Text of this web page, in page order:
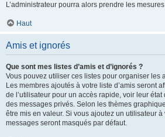
L’administrateur pourra alors prendre les
Haut
Amis et ignorés
Que sont mes listes d’amis et d’ignorés ?
Vous pouvez utiliser ces listes pour organiser les
Les membres ajoutés à votre liste d’amis seront
de l’utilisateur pour un accès rapide, voir leur
des messages privés. Selon les thèmes
être mis en valeur. Si vous ajoutez un utilisateur à
messages seront masqués par défaut.